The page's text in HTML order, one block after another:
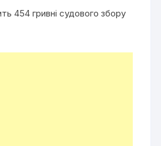
454 гривні судового збору